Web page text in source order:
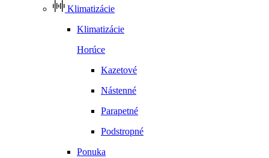
Klimatizácie
Klimatizácie
Horúce
Kazetové
Nástenné
Parapetné
Podstropné
Ponuka